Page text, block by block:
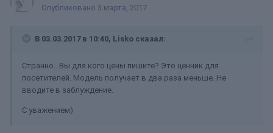
Опубликовано 3 марта, 2017
В 03.03.2017 в 10:40, Lisko сказал:
Странно...Вы для кого цены пишите? Это ценник для
посетителей. Модель получает в два раза меньше. Не
вводите в заблуждение.
С уважением)